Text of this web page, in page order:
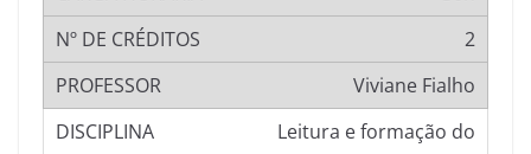
2
Viviane Fialho
Leitura e formação do